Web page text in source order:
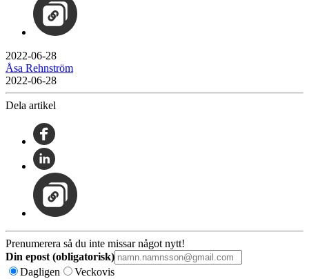
2022-06-28
Åsa Rehnström
2022-06-28
Dela artikel
Prenumerera så du inte missar något nytt!
Din epost (obligatorisk)
Dagligen
Veckovis